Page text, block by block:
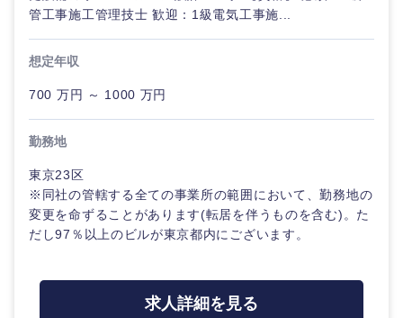
香川県 愛媛県
高知県
管工事施工管理技士 歓迎：1級電気工事施...
想定年収
700 万円 ～ 1000 万円
勤務地
東京23区
※同社の管轄する全ての事業所の範囲において、勤務地の
変更を命ずることがあります(転居を伴うものを含む)。た
だし97％以上のビルが東京都内にございます。
求人詳細を見る